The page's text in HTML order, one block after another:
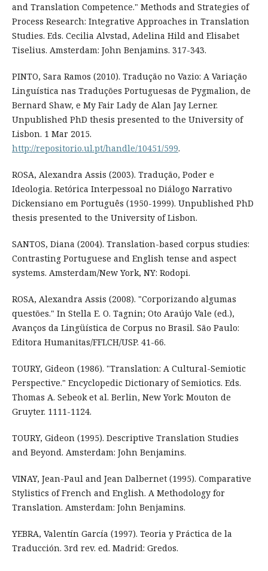
and Translation Competence." Methods and Strategies of
Process Research: Integrative Approaches in Translation
Studies. Eds. Cecilia Alvstad, Adelina Hild and Elisabet
Tiselius. Amsterdam: John Benjamins. 317-343.
PINTO, Sara Ramos (2010). Tradução no Vazio: A Variação
Linguística nas Traduções Portuguesas de Pygmalion, de
Bernard Shaw, e My Fair Lady de Alan Jay Lerner.
Unpublished PhD thesis presented to the University of
Lisbon. 1 Mar 2015.
http://repositorio.ul.pt/handle/10451/599.
ROSA, Alexandra Assis (2003). Tradução, Poder e
Ideologia. Retórica Interpessoal no Diálogo Narrativo
Dickensiano em Português (1950-1999). Unpublished PhD
thesis presented to the University of Lisbon.
SANTOS, Diana (2004). Translation-based corpus studies:
Contrasting Portuguese and English tense and aspect
systems. Amsterdam/New York, NY: Rodopi.
ROSA, Alexandra Assis (2008). "Corporizando algumas
questões." In Stella E. O. Tagnin; Oto Araújo Vale (ed.),
Avanços da Lingüística de Corpus no Brasil. São Paulo:
Editora Humanitas/FFLCH/USP. 41-66.
TOURY, Gideon (1986). "Translation: A Cultural-Semiotic
Perspective." Encyclopedic Dictionary of Semiotics. Eds.
Thomas A. Sebeok et al. Berlin, New York: Mouton de
Gruyter. 1111-1124.
TOURY, Gideon (1995). Descriptive Translation Studies
and Beyond. Amsterdam: John Benjamins.
VINAY, Jean-Paul and Jean Dalbernet (1995). Comparative
Stylistics of French and English. A Methodology for
Translation. Amsterdam: John Benjamins.
YEBRA, Valentín García (1997). Teoria y Práctica de la
Traducción. 3rd rev. ed. Madrid: Gredos.